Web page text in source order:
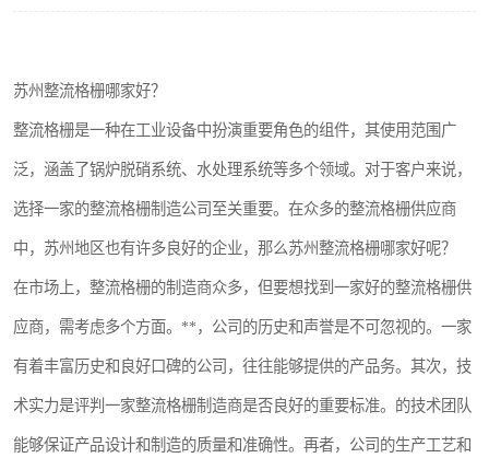
苏州整流格栅哪家好？
整流格栅是一种在工业设备中扮演重要角色的组件，其使用范围广
泛，涵盖了锅炉脱硝系统、水处理系统等多个领域。对于客户来说，
选择一家的整流格栅制造公司至关重要。在众多的整流格栅供应商
中，苏州地区也有许多良好的企业，那么苏州整流格栅哪家好呢？
在市场上，整流格栅的制造商众多，但要想找到一家好的整流格栅供
应商，需考虑多个方面。**，公司的历史和声誉是不可忽视的。一家
有着丰富历史和良好口碑的公司，往往能够提供的产品务。其次，技
术实力是评判一家整流格栅制造商是否良好的重要标准。的技术团队
能够保证产品设计和制造的质量和准确性。再者，公司的生产工艺和
热镀锌钢格板
钢格栅踏步板
整流格栅